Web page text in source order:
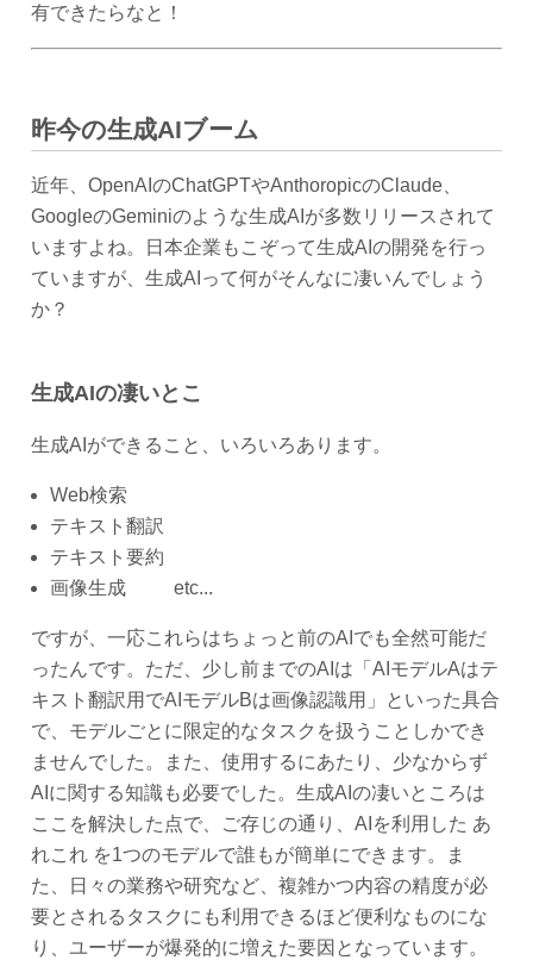
有できたらなと！
昨今の生成AIブーム
近年、OpenAIのChatGPTやAnthoropicのClaude、
GoogleのGeminiのような生成AIが多数リリースされて
いますよね。日本企業もこぞって生成AIの開発を行っ
ていますが、生成AIって何がそんなに凄いんでしょう
か？
生成AIの凄いとこ
生成AIができること、いろいろあります。
Web検索
テキスト翻訳
テキスト要約
画像生成 etc...
ですが、一応これらはちょっと前のAIでも全然可能だ
ったんです。ただ、少し前までのAIは「AIモデルAはテ
キスト翻訳用でAIモデルBは画像認識用」といった具合
で、モデルごとに限定的なタスクを扱うことしかでき
ませんでした。また、使用するにあたり、少なからず
AIに関する知識も必要でした。生成AIの凄いところは
ここを解決した点で、ご存じの通り、AIを利用した あ
れこれ を1つのモデルで誰もが簡単にできます。ま
た、日々の業務や研究など、複雑かつ内容の精度が必
要とされるタスクにも利用できるほど便利なものにな
り、ユーザーが爆発的に増えた要因となっています。